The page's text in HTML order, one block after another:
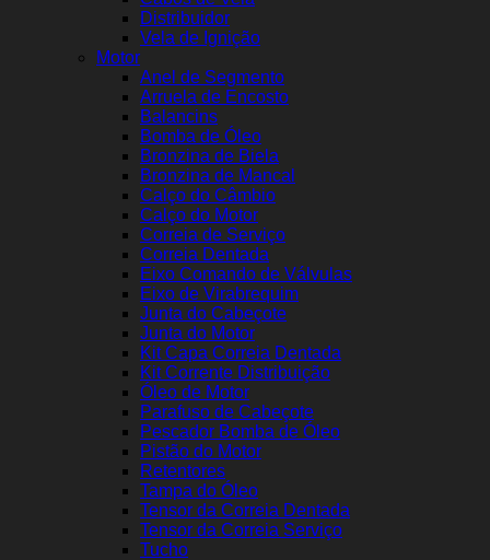
Distribuidor
Vela de Ignição
Motor
Anel de Segmento
Arruela de Encosto
Balancins
Bomba de Óleo
Bronzina de Biela
Bronzina de Mancal
Calço do Câmbio
Calço do Motor
Correia de Serviço
Correia Dentada
Eixo Comando de Válvulas
Eixo de Virabrequim
Junta do Cabeçote
Junta do Motor
Kit Capa Correia Dentada
Kit Corrente Distribuição
Óleo de Motor
Parafuso de Cabeçote
Pescador Bomba de Óleo
Pistão do Motor
Retentores
Tampa do Óleo
Tensor da Correia Dentada
Tensor da Correia Serviço
Tucho